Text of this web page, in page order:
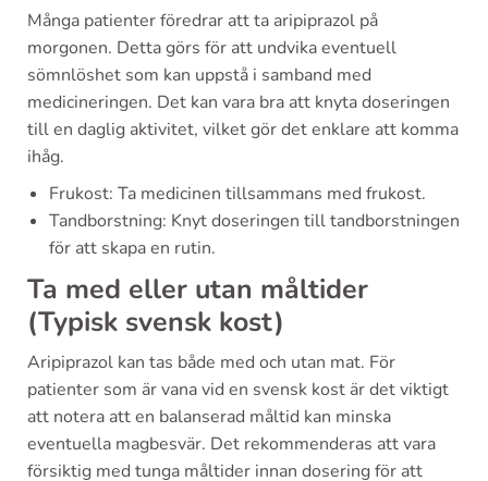
Många patienter föredrar att ta aripiprazol på
morgonen. Detta görs för att undvika eventuell
sömnlöshet som kan uppstå i samband med
medicineringen. Det kan vara bra att knyta doseringen
till en daglig aktivitet, vilket gör det enklare att komma
ihåg.
Frukost: Ta medicinen tillsammans med frukost.
Tandborstning: Knyt doseringen till tandborstningen
för att skapa en rutin.
Ta med eller utan måltider
(Typisk svensk kost)
Aripiprazol kan tas både med och utan mat. För
patienter som är vana vid en svensk kost är det viktigt
att notera att en balanserad måltid kan minska
eventuella magbesvär. Det rekommenderas att vara
försiktig med tunga måltider innan dosering för att